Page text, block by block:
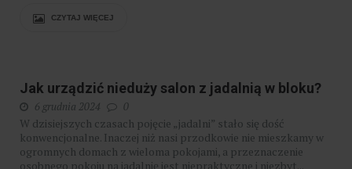
CZYTAJ WIĘCEJ
Jak urządzić nieduży salon z jadalnią w bloku?
6 grudnia 2024 0
W dzisiejszych czasach pojęcie „jadalni” stało się dość
konwencjonalne. Inaczej niż nasi przodkowie nie mieszkamy w
ogromnych domach z wieloma pokojami, a przeznaczenie
osobnego pokoju na jadalnię jest niepraktyczne i niezbyt...